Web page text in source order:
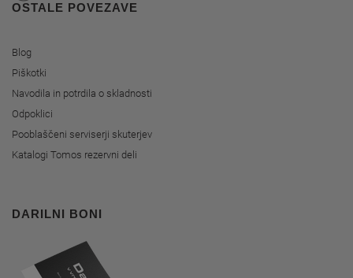
OSTALE POVEZAVE
Blog
Piškotki
Navodila in potrdila o skladnosti
Odpoklici
Pooblaščeni serviserji skuterjev
Katalogi Tomos rezervni deli
DARILNI BONI